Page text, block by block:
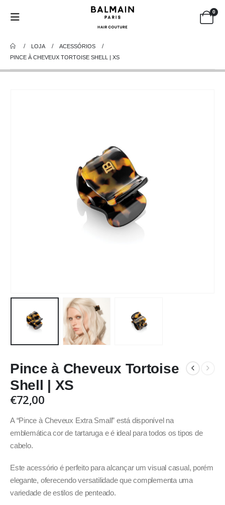
0
LOJA
ACESSÓRIOS
PINCE À CHEVEUX TORTOISE SHELL | XS
Pince à Cheveux Tortoise
Shell | XS
€72,00
A “Pince à Cheveux Extra Small” está disponível na
emblemática cor de tartaruga e é ideal para todos os tipos de
cabelo.
Este acessório é perfeito para alcançar um visual casual, porém
elegante, oferecendo versatilidade que complementa uma
variedade de estilos de penteado.